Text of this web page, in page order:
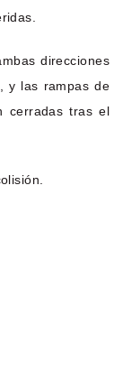
direcciones
y las rampas de
cerradas tras el